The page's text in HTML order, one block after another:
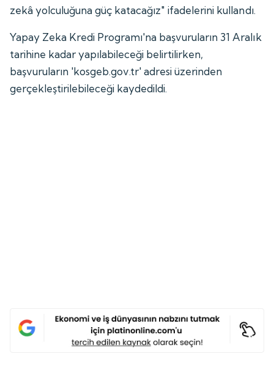
zekâ yolculuğuna güç katacağız" ifadelerini kullandı.
Yapay Zeka Kredi Programı'na başvuruların 31 Aralık
tarihine kadar yapılabileceği belirtilirken,
başvuruların 'kosgeb.gov.tr' adresi üzerinden
gerçekleştirilebileceği kaydedildi.